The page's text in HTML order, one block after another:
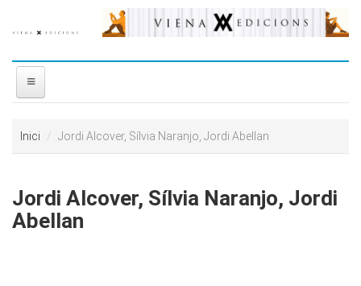
DISTRIBUÏDORA
Inici Jordi Alcover, Sílvia Naranjo, Jordi Abellan
Jordi Alcover, Sílvia Naranjo, Jordi
Abellan